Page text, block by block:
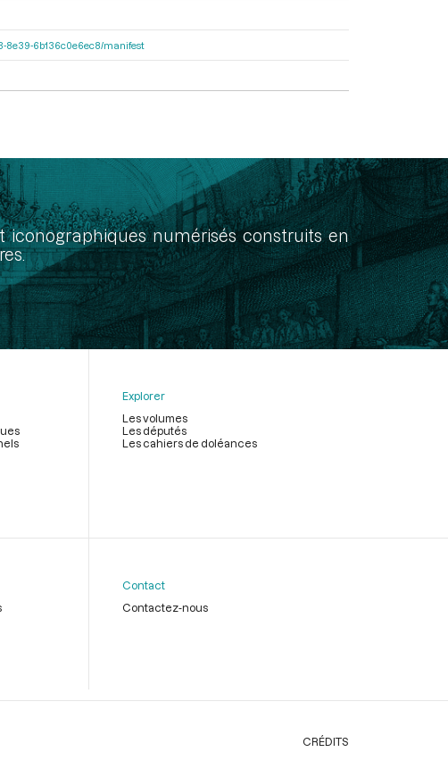
8e39-6b136c0e6ec8/manifest
numérisés construits en
Explorer
Les volumes
Les députés
Les cahiers de doléances
Contact
Contactez-nous
CRÉDITS